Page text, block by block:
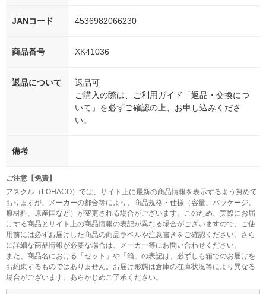
JANコード 4536982066230
商品番号 XK41036
返品について
返品可
ご購入の際は、ご利用ガイド「返品・交換につ
いて」を必ずご確認の上、お申し込みくださ
い。
備考
ご注意【免責】
アスクル（LOHACO）では、サイト上に最新の商品情報を表示するよう努めて
おりますが、メーカーの都合等により、商品規格・仕様（容量、パッケージ、
原材料、原産国など）が変更される場合がございます。このため、実際にお届
けする商品とサイト上の商品情報の表記が異なる場合がございますので、ご使
用前には必ずお届けした商品の商品ラベルや注意書きをご確認ください。さら
に詳細な商品情報が必要な場合は、メーカー等にお問い合わせください。
また、商品名における「セット」や「箱」の表記は、必ずしも箱でのお届けを
お約束するものではありません。お届け形態は倉庫の在庫状況等により異なる
場合がございます。あらかじめご了承ください。